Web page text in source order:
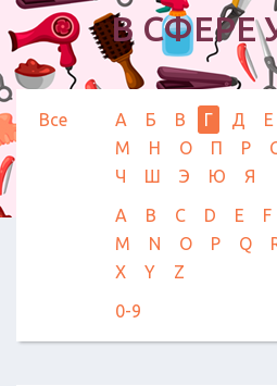
В СФЕРЕ
Все А Б В Г Д Е
М
Н О П Р
Ч
Ш Э Ю
Я
A
B C D E F
M
N O P Q
X
Y
Z
0-9